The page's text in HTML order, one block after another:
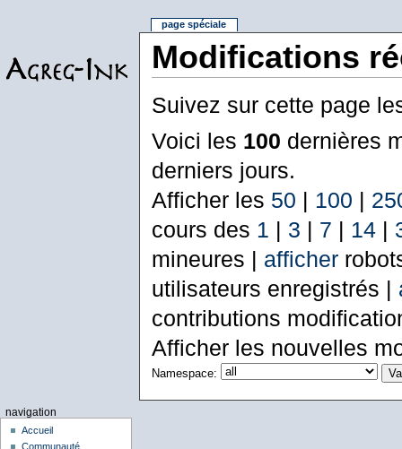
Modifications
Suivez sur cette page
Voici les 100 dernières
derniers jours.
Afficher les 50 | 100 |
cours des 1 | 3 | 7 | 14|
mineures | afficher
utilisateurs enregistrés |
contributions
Afficher les nouvelles
Namespace:
page spéciale
navigation
Accueil
Communauté